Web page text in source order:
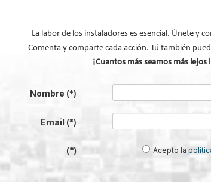
que tiene que
proyecto formativo de
La reactivación
de
de los
Fondos
La labor de los instaladores es esencial. Únete y
Comenta y comparte cada acción. Tú también
¡Cuantos más seamos más lejos
Nombre (*)
Email (*)
(*) Acepto la